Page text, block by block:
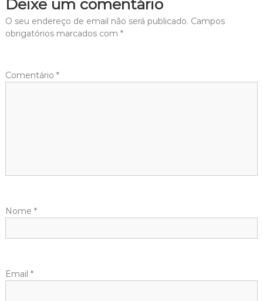
Deixe um comentário
O seu endereço de email não será publicado. Campos
obrigatórios marcados com *
Comentário *
Nome *
Email *